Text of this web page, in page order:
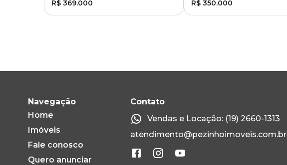
R$ 369.000
R$ 350.000
Navegação
Home
Imóveis
Fale conosco
Quero anunciar
Contato
Vendas e Locação: (19) 2660-1313
atendimento@pezinhoimoveis.com.br